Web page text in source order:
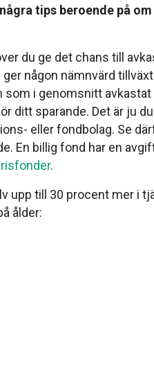
tips beroende på
du ge det chans till
någon nämnvärd
som i genomsnitt
ditt sparande. Det är ju
eller fondbolag. Se
En billig fond har en
.
upp till 30 procent mer i
ålder: